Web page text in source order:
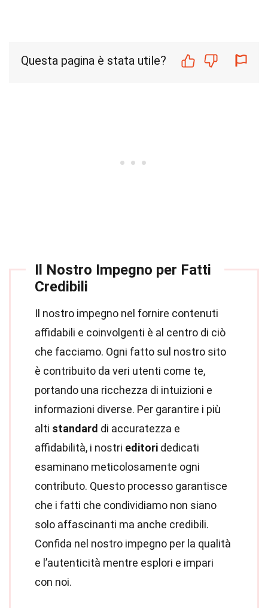
Questa pagina è stata utile?
Il Nostro Impegno per Fatti
Credibili
Il nostro impegno nel fornire contenuti
affidabili e coinvolgenti è al centro di ciò
che facciamo. Ogni fatto sul nostro sito
è contribuito da veri utenti come te,
portando una ricchezza di intuizioni e
informazioni diverse. Per garantire i più
alti standard di accuratezza e
affidabilità, i nostri editori dedicati
esaminano meticolosamente ogni
contributo. Questo processo garantisce
che i fatti che condividiamo non siano
solo affascinanti ma anche credibili.
Confida nel nostro impegno per la qualità
e l’autenticità mentre esplori e impari
con noi.